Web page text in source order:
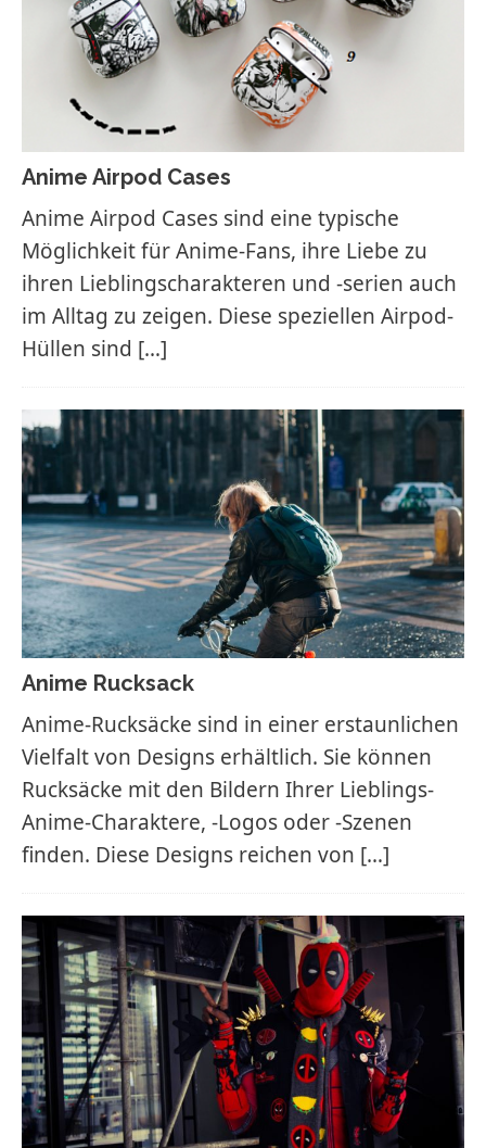
Anime Airpod Cases
Anime Airpod Cases sind eine typische
Möglichkeit für Anime-Fans, ihre Liebe zu
ihren Lieblingscharakteren und -serien auch
im Alltag zu zeigen. Diese speziellen Airpod-
Hüllen sind […]
Anime Rucksack
Anime-Rucksäcke sind in einer erstaunlichen
Vielfalt von Designs erhältlich. Sie können
Rucksäcke mit den Bildern Ihrer Lieblings-
Anime-Charaktere, -Logos oder -Szenen
finden. Diese Designs reichen von […]